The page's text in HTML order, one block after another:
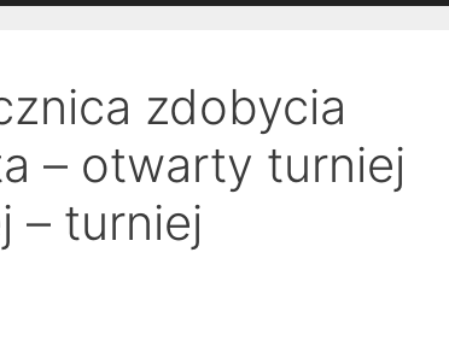
zdobycia
– otwarty turniej
– turniej